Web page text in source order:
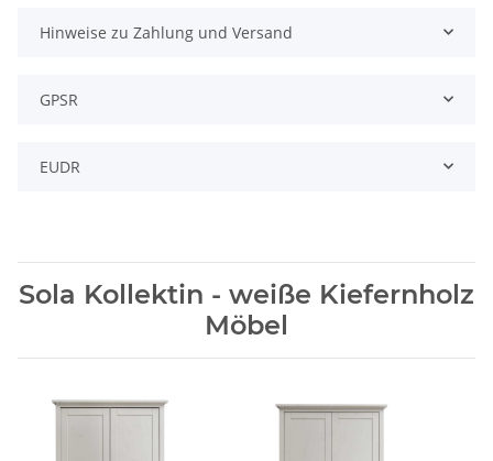
Hinweise zu Zahlung und Versand
GPSR
EUDR
Sola Kollektin - weiße Kiefernholz
Möbel